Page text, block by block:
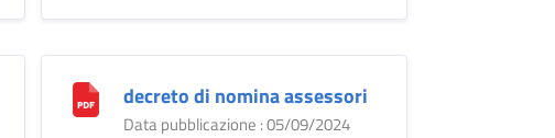
decreto di nomina assessori
Data pubblicazione : 05/09/2024